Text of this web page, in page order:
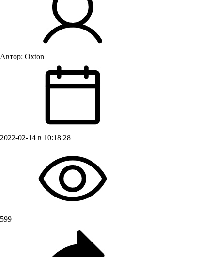
Автор: Oxton
2022-02-14 в 10:18:28
599